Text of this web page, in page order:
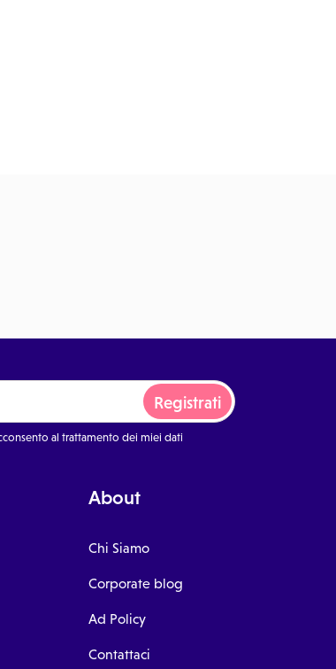
Registrati
al trattamento dei miei dati
About
Chi Siamo
Corporate blog
Ad Policy
Contattaci